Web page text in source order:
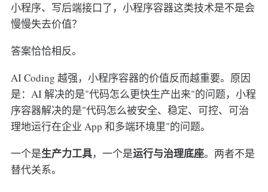
小程序、写后端接口了，小程序容器这类技术是不是会
慢慢失去价值？
答案恰恰相反。
AI Coding 越强，小程序容器的价值反而越重要。原因
是：AI 解决的是"代码怎么更快生产出来"的问题，小程
序容器解决的是"代码怎么被安全、稳定、可控、可治
理地运行在企业 App 和多端环境里"的问题。
一个是生产力工具，一个是运行与治理底座。两者不是
替代关系。